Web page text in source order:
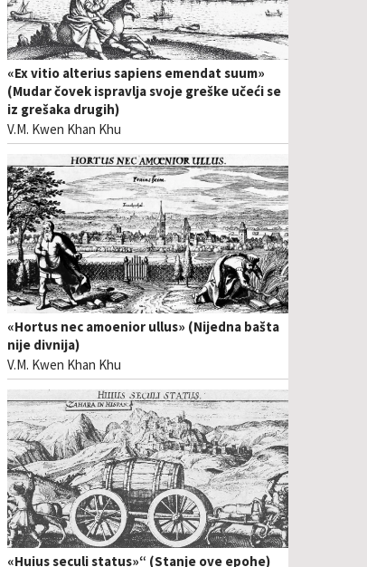
«Ex vitio alterius sapiens emendat suum»
(Mudar čovek ispravlja svoje greške učeći se
iz grešaka drugih)
V.M. Kwen Khan Khu
«Hortus nec amoenior ullus» (Nijedna bašta
nije divnija)
V.M. Kwen Khan Khu
«Huius seculi status»“ (Stanje ove epohe)